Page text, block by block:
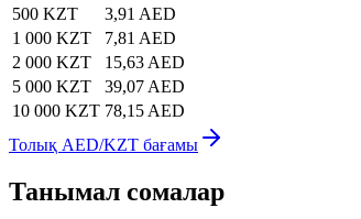
500 KZT
3,91 AED
1 000 KZT
7,81 AED
2 000 KZT
15,63 AED
5 000 KZT
39,07 AED
10 000 KZT 78,15 AED
Толық AED/KZT бағамы
Танымал сомалар